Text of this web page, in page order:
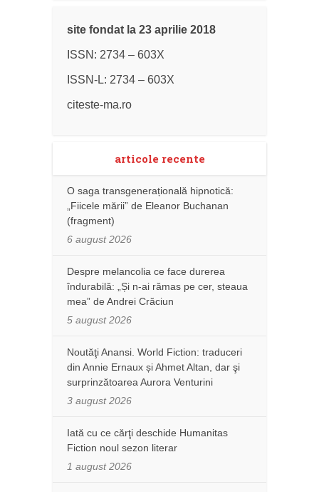
site fondat la 23 aprilie 2018
ISSN: 2734 – 603X
ISSN-L: 2734 – 603X
citeste-ma.ro
articole recente
O saga transgenerațională hipnotică:
„Fiicele mării” de Eleanor Buchanan
(fragment)
6 august 2026
Despre melancolia ce face durerea
îndurabilă: „Și n-ai rămas pe cer, steaua
mea” de Andrei Crăciun
5 august 2026
Noutăţi Anansi. World Fiction: traduceri
din Annie Ernaux și Ahmet Altan, dar şi
surprinzătoarea Aurora Venturini
3 august 2026
Iată cu ce cărţi deschide Humanitas
Fiction noul sezon literar
1 august 2026